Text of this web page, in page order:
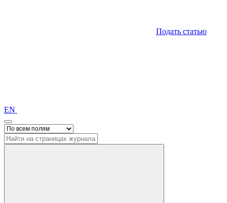
Подать статью
EN